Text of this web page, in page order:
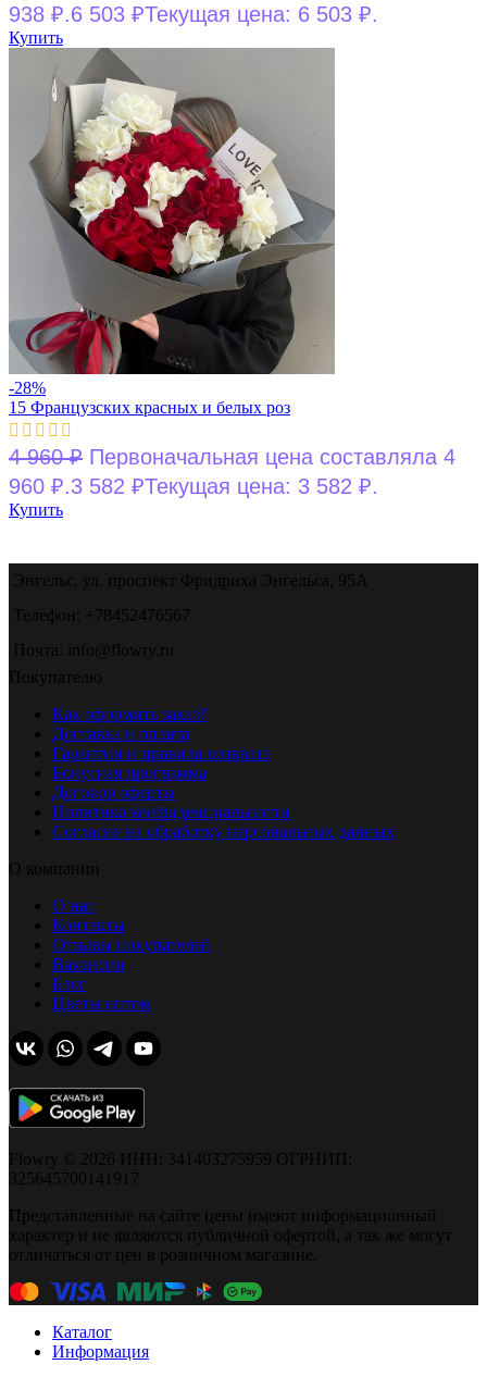
938 ₽.6 503 ₽Текущая цена: 6 503 ₽.
Купить
-28%
15 Французских красных и белых роз
4 960₽ Первоначальная цена составляла 4
960 ₽.3 582 ₽Текущая цена: 3 582 ₽.
Купить
Энгельс, ул. проспект Фридриха Энгельса, 95А
Телефон: +78452476567
Почта: info@flowry.ru
Покупателю
Как оформить заказ?
Доставка и оплата
Гарантии и правила возврата
Бонусная программа
Договор оферты
Политика конфиденциальности
Согласие на обработку персональных данных
О компании
О нас
Контакты
Отзывы покупателей
Вакансии
Блог
Цветы оптом
Flowry © 2026 ИНН: 341403275959 ОГРНИП:
325645700141917
Представленные на сайте цены имеют информационный
характер и не являются публичной офертой, а так же могут
отличаться от цен в розничном магазине.
Каталог
Информация